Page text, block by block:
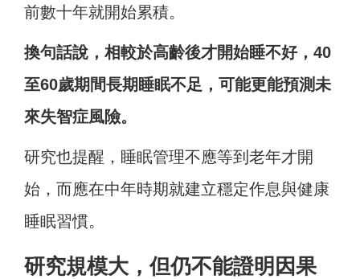
前數十年就開始累積。
換句話說，相較於高齡後才開始睡不好，40
至60歲期間長期睡眠不足，可能更能預測未
來失智症風險。
研究也提醒，睡眠管理不應等到老年才開
始，而應在中年時期就建立穩定作息與健康
睡眠習慣。
研究規模大，但仍不能證明因果